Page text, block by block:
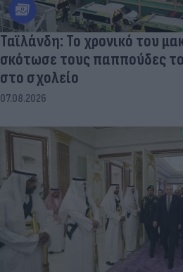
Ταϊλάνδη: Το χρονικό του
σκότωσε τους παππούδες
στο σχολείο
07.08.2026